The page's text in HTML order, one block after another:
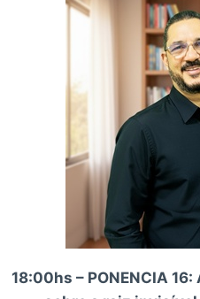
18:00hs – PONENCIA